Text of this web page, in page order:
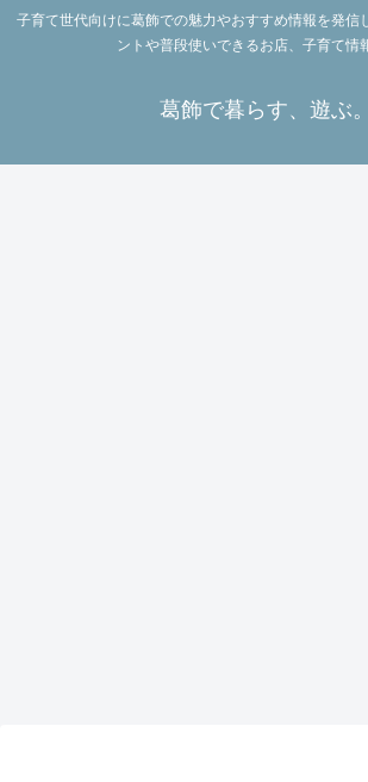
子育て世代向けに葛飾での魅力やおすすめ情報を発信
ントや普段使いできるお店、子育て情
葛飾で暮らす、遊ぶ。